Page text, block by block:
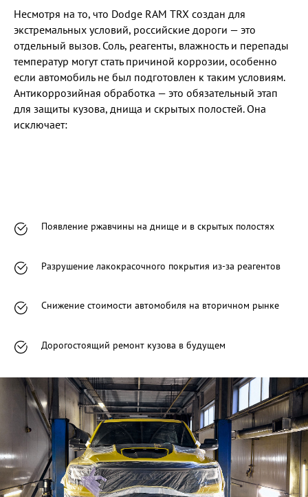
Несмотря на то, что Dodge RAM TRX создан для
экстремальных условий, российские дороги — это
отдельный вызов. Соль, реагенты, влажность и перепады
температур могут стать причиной коррозии, особенно
если автомобиль не был подготовлен к таким условиям.
Антикоррозийная обработка — это обязательный этап
для защиты кузова, днища и скрытых полостей. Она
исключает:
Появление ржавчины на днище и в скрытых полостях
Разрушение лакокрасочного покрытия из-за реагентов
Снижение стоимости автомобиля на вторичном рынке
Дорогостоящий ремонт кузова в будущем